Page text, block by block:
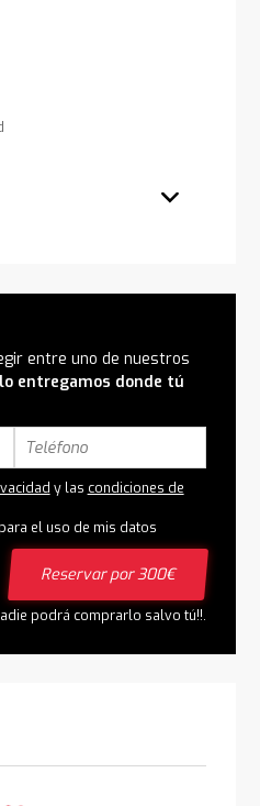
entre uno de nuestros
entregamos donde tú
y las condiciones de
el uso de mis datos
Reservar por 300€
podrá comprarlo salvo tú!!.